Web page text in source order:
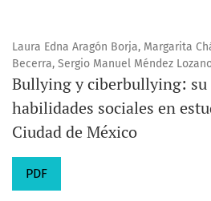
Laura Edna Aragón Borja, Margarita
Becerra, Sergio Manuel Méndez
Bullying y ciberbullying: su
habilidades sociales en
Ciudad de México
PDF